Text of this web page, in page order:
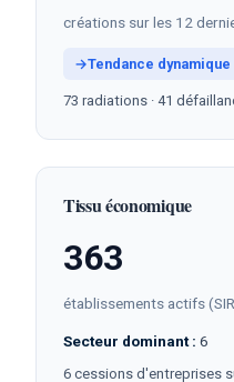
créations sur les 12
→Tendance dynamique
73 radiations · 41
Tissu économique
363
établissements actifs
Secteur dominant : 6
6 cessions d'entreprises